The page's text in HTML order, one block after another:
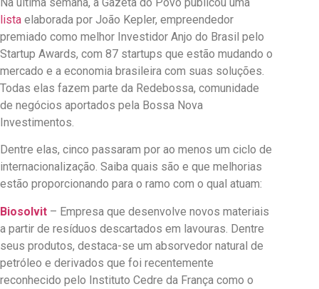
lista elaborada por João Kepler, empreendedor
premiado como melhor Investidor Anjo do Brasil pelo
Startup Awards, com 87 startups que estão mudando o
mercado e a economia brasileira com suas soluções.
Todas elas fazem parte da Redebossa, comunidade
de negócios aportados pela Bossa Nova
Investimentos.
Dentre elas, cinco passaram por ao menos um ciclo de
internacionalização. Saiba quais são e que melhorias
estão proporcionando para o ramo com o qual atuam:
Biosolvit – Empresa que desenvolve novos materiais
a partir de resíduos descartados em lavouras. Dentre
seus produtos, destaca-se um absorvedor natural de
petróleo e derivados que foi recentemente
reconhecido pelo Instituto Cedre da França como o